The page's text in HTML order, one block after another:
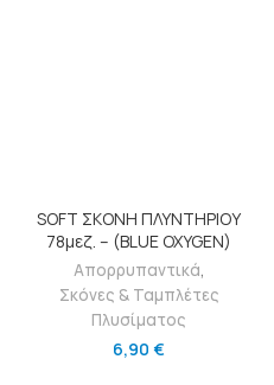
ΠΡΟΣΘΉΚΗ ΣΤΟ ΚΑΛΆΘΙ
SOFT ΣΚΟΝΗ ΠΛΥΝΤΗΡΙΟΥ
78μεζ. – (BLUE OXYGEN)
Απορρυπαντικά,
Σκόνες & Ταμπλέτες
Πλυσίματος
6,90€